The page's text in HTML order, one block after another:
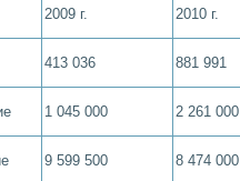
2009 г. 2010 г.
413 036 881 991
1 045 000 2 261 000
9 599 500 8 474 000